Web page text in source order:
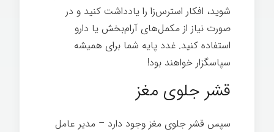
شوید، افکار استرس‌زا را یادداشت کنید و در
صورت نیاز از مکمل‌های آرام‌بخش یا دارو
استفاده کنید. غدد پایه شما برای همیشه
سپاسگزار خواهند بود!
قشر جلوی مغز
سپس قشر جلوی مغز وجود دارد – مدیر عامل